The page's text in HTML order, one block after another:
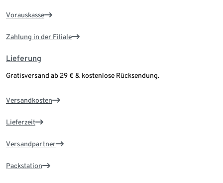
Vorauskasse
Zahlung in der Filiale
Lieferung
Gratisversand ab 29 € & kostenlose Rücksendung.
Versandkosten
Lieferzeit
Versandpartner
Packstation